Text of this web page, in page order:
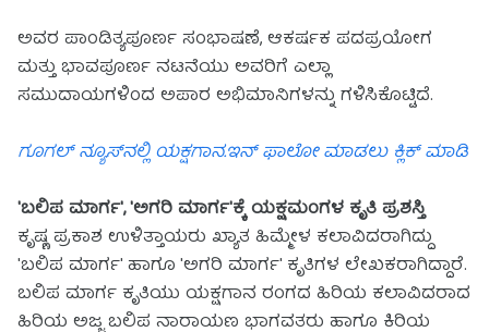
ಅವರ ಪಾಂಡಿತ್ಯಪೂರ್ಣ ಸಂಭಾಷಣೆ, ಆಕರ್ಷಕ ಪದಪ್ರಯೋಗ
ಮತ್ತು ಭಾವಪೂರ್ಣ ನಟನೆಯು ಅವರಿಗೆ ಎಲ್ಲಾ
ಸಮುದಾಯಗಳಿಂದ ಅಪಾರ ಅಭಿಮಾನಿಗಳನ್ನು ಗಳಿಸಿಕೊಟ್ಟಿದೆ.
ಗೂಗಲ್ ನ್ಯೂಸ್‌ನಲ್ಲಿ ಯಕ್ಷಗಾನ.ಇನ್ ಫಾಲೋ ಮಾಡಲು ಕ್ಲಿಕ್ ಮಾಡಿ
'ಬಲಿಪ ಮಾರ್ಗ',‌ 'ಅಗರಿ ಮಾರ್ಗ'ಕ್ಕೆ ಯಕ್ಷಮಂಗಳ ಕೃತಿ ಪ್ರಶಸ್ತಿ
ಕೃಷ್ಣ ಪ್ರಕಾಶ ಉಳಿತ್ತಾಯರು ಖ್ಯಾತ ಹಿಮ್ಮೇಳ ಕಲಾವಿದರಾಗಿದ್ದು
'ಬಲಿಪ ಮಾರ್ಗ' ಹಾಗೂ 'ಅಗರಿ ಮಾರ್ಗ' ಕೃತಿಗಳ ಲೇಖಕರಾಗಿದ್ದಾರೆ.
ಬಲಿಪ ಮಾರ್ಗ ಕೃತಿಯು ಯಕ್ಷಗಾನ ರಂಗದ ಹಿರಿಯ ಕಲಾವಿದರಾದ
ಹಿರಿಯ ಅಜ್ಜ ಬಲಿಪ ನಾರಾಯಣ ಭಾಗವತರು ಹಾಗೂ ಕಿರಿಯ